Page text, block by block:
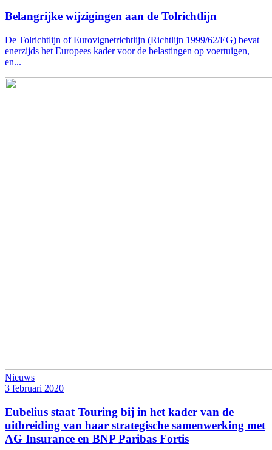
Belangrijke wijzigingen aan de Tolrichtlijn
De Tolrichtlijn of Eurovignetrichtlijn (Richtlijn 1999/62/EG) bevat
enerzijds het Europees kader voor de belastingen op voertuigen,
en...
Nieuws
3 februari 2020
Eubelius staat Touring bij in het kader van de
uitbreiding van haar strategische samenwerking met
AG Insurance en BNP Paribas Fortis